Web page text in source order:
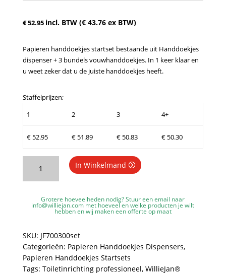
€52.95 incl. BTW (€43.76ex BTW)
Papieren handdoekjes startset bestaande uit Handdoekjes
dispenser + 3 bundels vouwhanddoekjes. In 1 keer klaar en
u weet zeker dat u de juiste handdoekjes heeft.
Staffelprijzen;
1
2 3 4+
€ 52.95 € 51.89 € 50.83 € 50.30
startset
papieren
JF7003
kunststof
-
Zwart
In Winkelmand
Grotere hoeveelheden nodig? Stuur een email naar
info@williejan.com met hoeveel en welke producten je wilt
hebben en wij maken een offerte op maat
SKU: JF700300set
Categorieën: Papieren Handdoekjes Dispensers,
Papieren Handdoekjes Startsets
Tags: Toiletinrichting professioneel, WillieJan®